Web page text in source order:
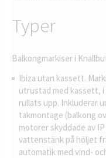
Typer
Balkongmarkiser i
Ibiza utan kassett.
utrustad med kassett,
rullats upp. Inkluderar
takmontage (balkong
motorer skyddade av
vattenstänk på höljet
automatik med vind-